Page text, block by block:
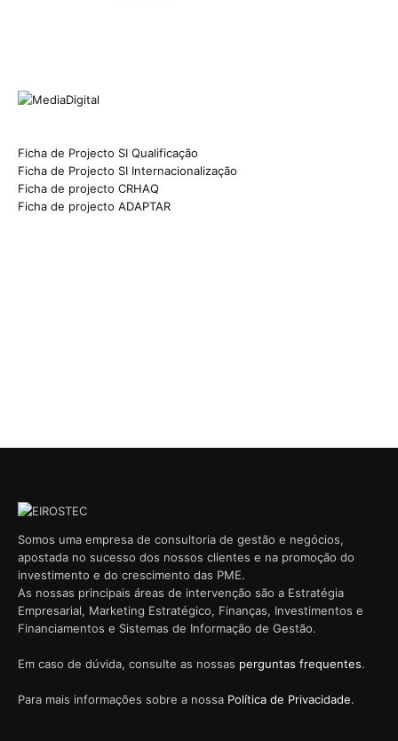
Ficha de Projecto SI Qualificação
Ficha de Projecto SI Internacionalização
Ficha de projecto CRHAQ
Ficha de projecto ADAPTAR
Somos uma empresa de consultoria de gestão e negócios,
apostada no sucesso dos nossos clientes e na promoção do
investimento e do crescimento das PME.
As nossas principais áreas de intervenção são a Estratégia
Empresarial, Marketing Estratégico, Finanças, Investimentos e
Financiamentos e Sistemas de Informação de Gestão.
Em caso de dúvida, consulte as nossas perguntas frequentes.
Para mais informações sobre a nossa Política de Privacidade.